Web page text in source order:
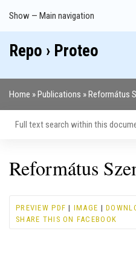
Main
navigation
Show — Main navigation
Index
Publications
Theses
Images
Contributors
Repo › Proteo
Home Publications Református
Református
PREVIEW PDF | IMAGE |
SHARE THIS ON FACEBOOK